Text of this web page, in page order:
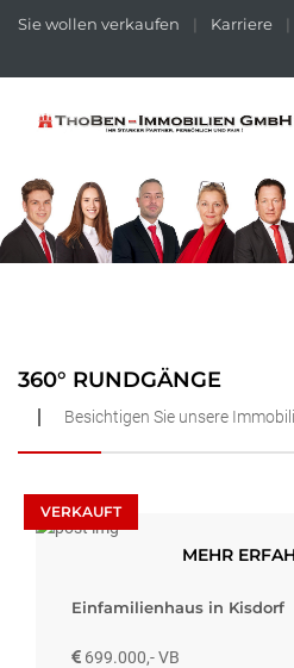
Sie wollen verkaufen | Karriere |
360° RUNDGÄNGE
Besichtigen Sie unsere
VERKAUFT
MEHR
Einfamilienhaus in Kisdorf
699.000,- VB